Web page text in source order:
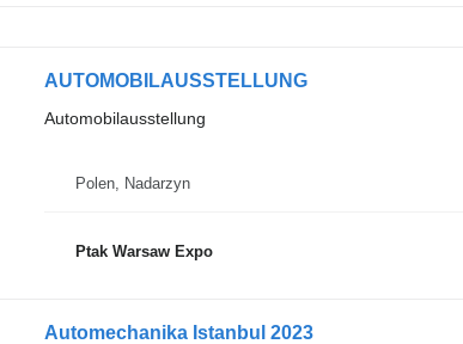
AUTOMOBILAUSSTELLUNG
Automobilausstellung
Polen, Nadarzyn
Ptak Warsaw Expo
Automechanika Istanbul 2023